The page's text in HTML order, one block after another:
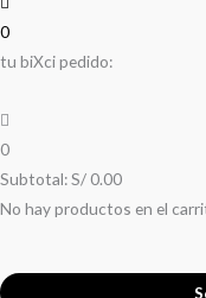
0
tu biXci pedido:
0
Subtotal:S/ 0.00
No hay productos en el